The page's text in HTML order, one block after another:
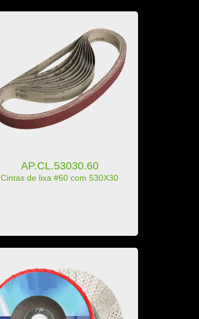
AP.CL.53030.60
Cintas de lixa #60 com 530X30